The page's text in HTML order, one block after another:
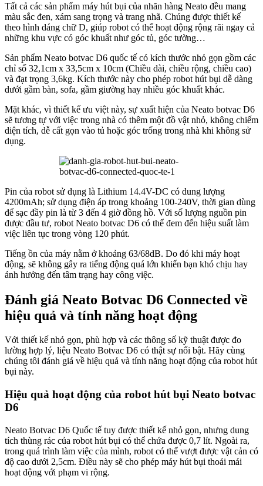
Tất cả các sản phẩm máy hút bụi của nhãn hàng Neato đều mang
màu sắc đen, xám sang trọng và trang nhã. Chúng được thiết kế
theo hình dáng chữ D, giúp robot có thể hoạt động rộng rãi ngay cả
những khu vực có góc khuất như góc tủ, góc tường…
Sản phẩm Neato botvac D6 quốc tế có kích thước nhỏ gọn gồm các
chỉ số 32,1cm x 33,5cm x 10cm (Chiều dài, chiều rộng, chiều cao)
và đạt trọng 3,6kg. Kích thước này cho phép robot hút bụi dễ dàng
dưới gầm bàn, sofa, gầm giường hay nhiều góc khuất khác.
Mặt khác, vì thiết kế ưu việt này, sự xuất hiện của Neato botvac D6
sẽ tương tự với việc trong nhà có thêm một đồ vật nhỏ, không chiếm
diện tích, dễ cất gọn vào tủ hoặc góc trống trong nhà khi không sử
dụng.
Pin của robot sử dụng là Lithium 14.4V-DC có dung lượng
4200mAh; sử dụng điện áp trong khoảng 100-240V, thời gian dùng
để sạc đầy pin là từ 3 đến 4 giờ đồng hồ. Với số lượng nguồn pin
được đầu tư, robot Neato botvac D6 có thể đem đến hiệu suất làm
việc liên tục trong vòng 120 phút.
Tiếng ồn của máy nằm ở khoảng 63/68dB. Do đó khi máy hoạt
động, sẽ không gây ra tiếng động quá lớn khiến bạn khó chịu hay
ảnh hưởng đến tâm trạng hay công việc.
Đánh giá Neato Botvac D6 Connected về
hiệu quả và tính năng hoạt động
Với thiết kế nhỏ gọn, phù hợp và các thông số kỹ thuật được đo
lường hợp lý, liệu Neato Botvac D6 có thật sự nổi bật. Hãy cùng
chúng tôi đánh giá về hiệu quả và tính năng hoạt động của robot hút
bụi này.
Hiệu quả hoạt động của robot hút bụi Neato botvac
D6
Neato Botvac D6 Quốc tế tuy được thiết kế nhỏ gọn, nhưng dung
tích thùng rác của robot hút bụi có thể chứa được 0,7 lít. Ngoài ra,
trong quá trình làm việc của mình, robot có thể vượt được vật cản có
độ cao dưới 2,5cm. Điều này sẽ cho phép máy hút bụi thoải mái
hoạt động với phạm vi rộng.